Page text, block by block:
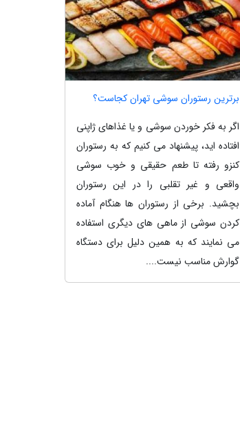
برترین رستوران سوشی تهران کجاست؟
اگر به فکر خوردن سوشی و یا غذاهای ژاپنی
افتاده اید، پیشنهاد می کنیم که به رستوران
کنزو رفته تا طعم حقیقی و خوب سوشی
واقعی و غیر تقلبی را در این رستوران
بچشید. برخی از رستوران ها هنگام آماده
کردن سوشی از ماهی های دیگری استفاده
می نمایند که به همین دلیل برای دستگاه
گوارش مناسب نیست....